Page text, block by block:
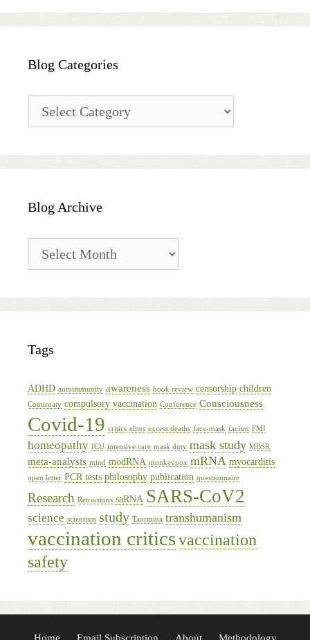
Blog Categories
Categories
Blog Archive
Archive
Tags
ADHD autoimmunity awareness book review censorship children
Comirnaty compulsory vaccination Conference Consciousness
Covid-19 critics elites excess deaths face-mask facism FMI
homeopathy ICU intensive care mask duty mask study MBSR
meta-analysis mind modRNA monkeypox mRNA myocarditis
open letter PCR tests philosophy publication questionnaire
Research Retractions saRNA SARS-CoV2
science scientism study Taormina transhumanism
vaccination criticsvaccination
safety